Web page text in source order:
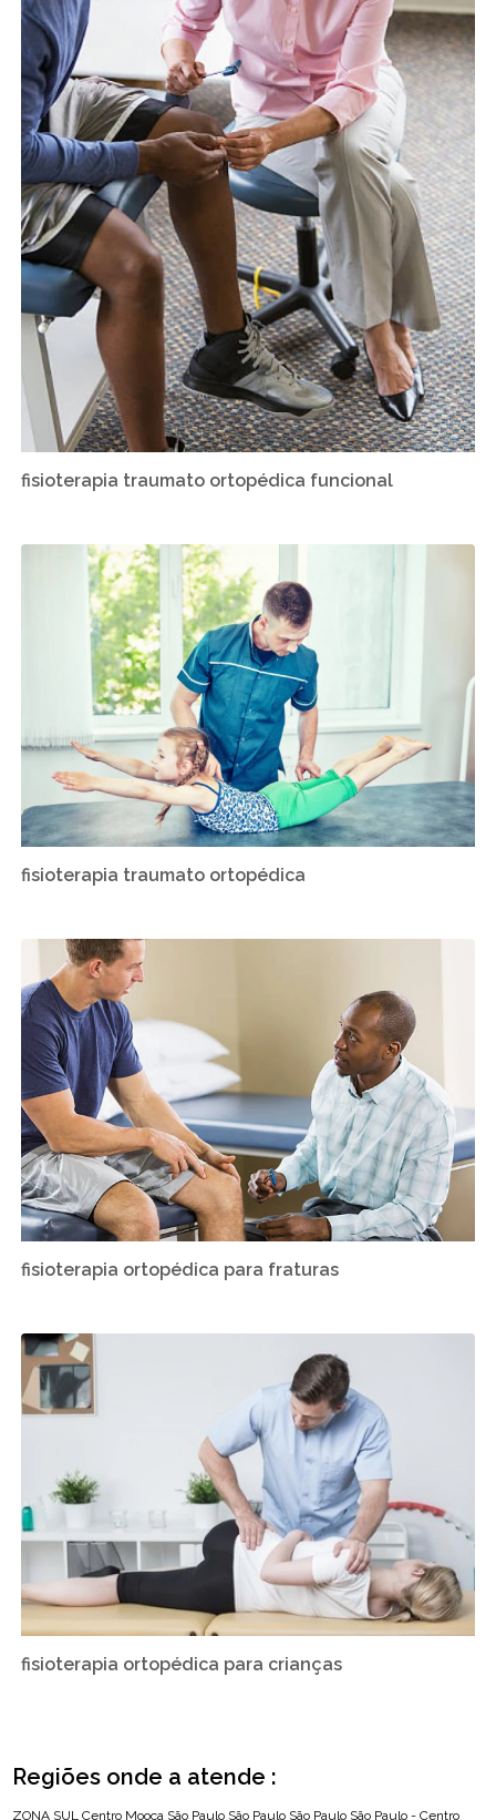
fisioterapia traumato ortopédica funcional
fisioterapia traumato ortopédica
fisioterapia ortopédica para fraturas
fisioterapia ortopédica para crianças
Regiões onde a atende :
ZONA SUL Centro Mooca São Paulo São Paulo São Paulo São Paulo - Centro